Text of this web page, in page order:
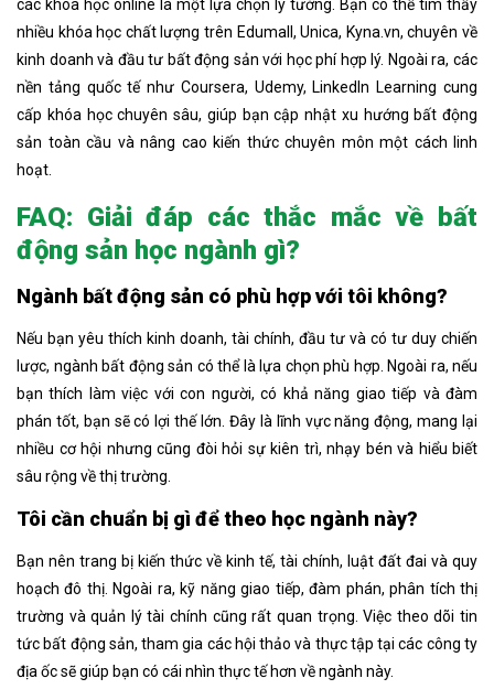
các khóa học online là một lựa chọn lý tưởng. Bạn có thể tìm thấy
nhiều khóa học chất lượng trên Edumall, Unica, Kyna.vn, chuyên về
kinh doanh và đầu tư bất động sản với học phí hợp lý. Ngoài ra, các
nền tảng quốc tế như Coursera, Udemy, LinkedIn Learning cung
cấp khóa học chuyên sâu, giúp bạn cập nhật xu hướng bất động
sản toàn cầu và nâng cao kiến thức chuyên môn một cách linh
hoạt.
FAQ: Giải đáp các thắc mắc về bất
động sản học ngành gì?
Ngành bất động sản có phù hợp với tôi không?
Nếu bạn yêu thích kinh doanh, tài chính, đầu tư và có tư duy chiến
lược, ngành bất động sản có thể là lựa chọn phù hợp. Ngoài ra, nếu
bạn thích làm việc với con người, có khả năng giao tiếp và đàm
phán tốt, bạn sẽ có lợi thế lớn. Đây là lĩnh vực năng động, mang lại
nhiều cơ hội nhưng cũng đòi hỏi sự kiên trì, nhạy bén và hiểu biết
sâu rộng về thị trường.
Tôi cần chuẩn bị gì để theo học ngành này?
Bạn nên trang bị kiến thức về kinh tế, tài chính, luật đất đai và quy
hoạch đô thị. Ngoài ra, kỹ năng giao tiếp, đàm phán, phân tích thị
trường và quản lý tài chính cũng rất quan trọng. Việc theo dõi tin
tức bất động sản, tham gia các hội thảo và thực tập tại các công ty
địa ốc sẽ giúp bạn có cái nhìn thực tế hơn về ngành này.